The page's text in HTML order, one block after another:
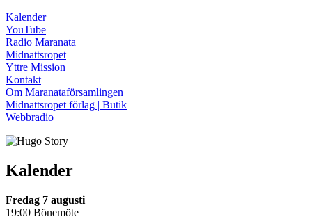
Kalender
YouTube
Radio Maranata
Midnattsropet
Yttre Mission
Kontakt
Om Maranataförsamlingen
Midnattsropet förlag | Butik
Webbradio
Kalender
Fredag 7 augusti
19:00 Bönemöte